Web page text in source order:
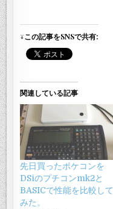
↓この記事をSNSで共有:
関連している記事
先日買ったポケコンを
DSiのプチコンmk2と
BASICで性能を比較して
みた。